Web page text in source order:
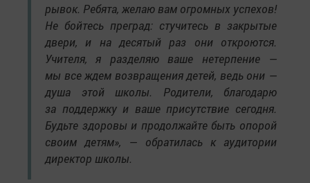
рывок. Ребята, желаю вам огромных успехов!
Не бойтесь преград: стучитесь в закрытые
двери, и на десятый раз они откроются.
Учителя, я разделяю ваше нетерпение —
мы все ждем возвращения детей, ведь они —
душа этой школы. Родители, благодарю
за поддержку и ваше присутствие сегодня.
Будьте здоровы и продолжайте быть опорой
своим детям», — обратилась к аудитории
директор школы.